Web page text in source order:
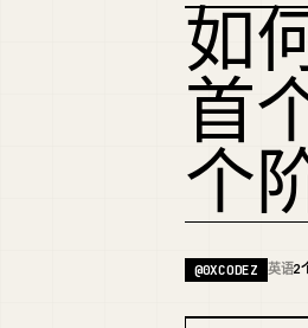
如
首
个
@0XCODEZ 英语2